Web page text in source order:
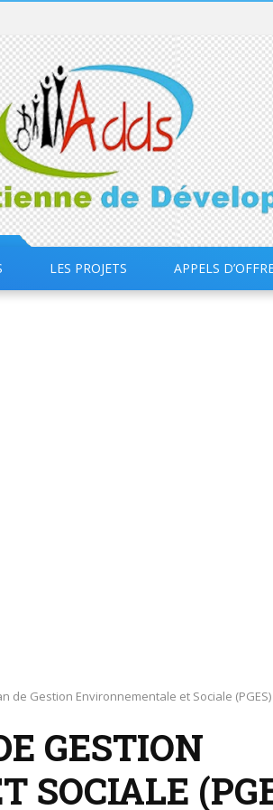
LES PROJETS APPELS
de Gestion Environnementale et Sociale (PGES)
GESTION
SOCIALE